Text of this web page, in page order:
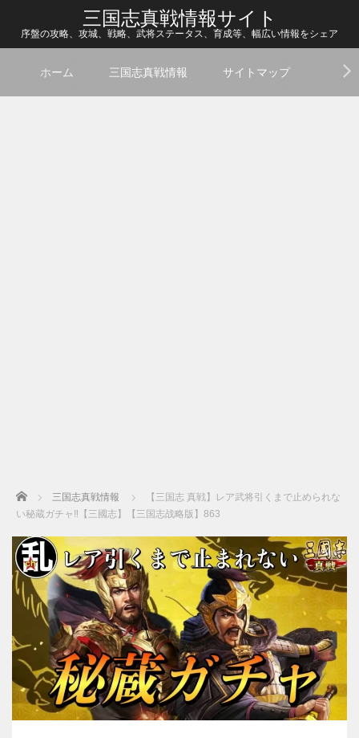
三国志真戦情報サイト
序盤の攻略、攻城、戦略、武将ステータス、育成等、幅広い情報をシェア
ホーム 三国志真戦情報 サイトマップ
Home 三国志真戦情報
【三国志 真戦】レア武将引くまで止められな
い秘蔵ガチャ‼【三國志】【三国志战略版】863